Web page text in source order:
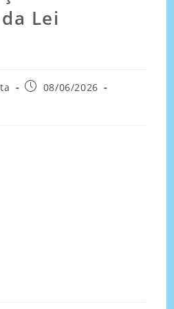
Lei
08/06/2026